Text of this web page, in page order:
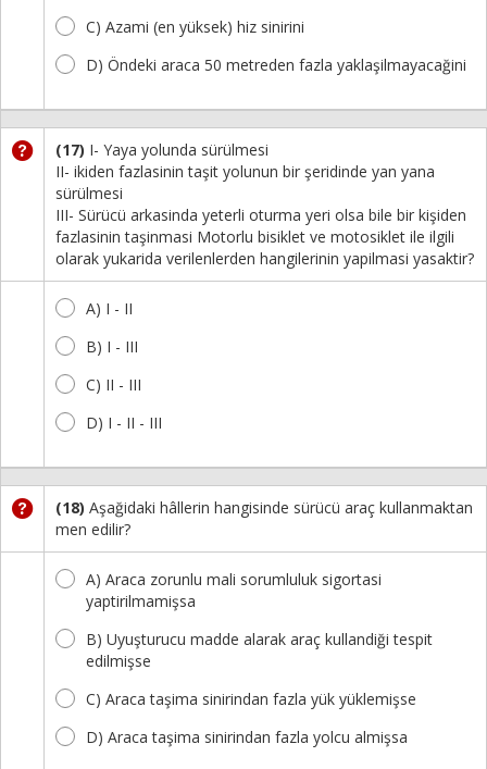
C) Azami (en yüksek) hiz sinirini
D) Öndeki araca 50 metreden fazla yaklaşilmayacağini
(17) I- Yaya yolunda sürülmesi
II- ikiden fazlasinin taşit yolunun bir şeridinde yan yana
sürülmesi
III- Sürücü arkasinda yeterli oturma yeri olsa bile bir kişiden
fazlasinin taşinmasi Motorlu bisiklet ve motosiklet ile ilgili
olarak yukarida verilenlerden hangilerinin yapilmasi yasaktir?
A) I - II
B) I - III
C) II - III
D) I - II - III
(18) Aşağidaki hâllerin hangisinde sürücü araç kullanmaktan
men edilir?
A) Araca zorunlu mali sorumluluk sigortasi
yaptirilmamişsa
B) Uyuşturucu madde alarak araç kullandiği tespit
edilmişse
C) Araca taşima sinirindan fazla yük yüklemişse
D) Araca taşima sinirindan fazla yolcu almişsa